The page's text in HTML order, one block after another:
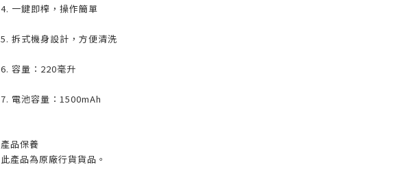
4. 一鍵即榨，操作簡單
5. 拆式機身設計，方便清洗
6. 容量：220毫升
7. 電池容量：1500mAh
產品保養
此產品為原廠行貨貨品。